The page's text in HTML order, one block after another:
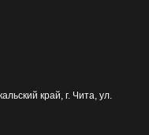
край, г. Чита, ул.